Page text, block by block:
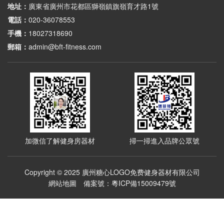
地址： 廣東省廣州市花都區獅嶺鎮旗嶺育才路1號
電話： 020-36078553
手機： 18027318690
郵箱： admin@bft-fitness.com
加微信了解健身房器材 掃一掃進入品牌公眾號
Copyright © 2025 廣州糖心LOGO免费健身器材有限公司
網站地圖
備案號： 粵ICP備15009479號